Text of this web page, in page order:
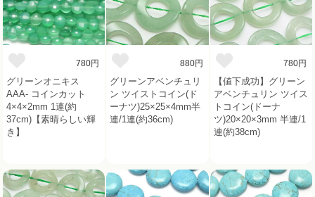
780円
グリーンオニキス
AAA- コインカット
4×4×2mm 1連(約
37cm)【素晴らしい輝
き】
880円
グリーンアベンチュリ
ン ツイストコイン(ド
ーナツ)25×25×4mm半
連/1連(約36cm)
780円
【値下成功】グリーン
アベンチュリン ツイス
トコイン(ドーナ
ツ)20×20×3mm 半連/1
連(約38cm)